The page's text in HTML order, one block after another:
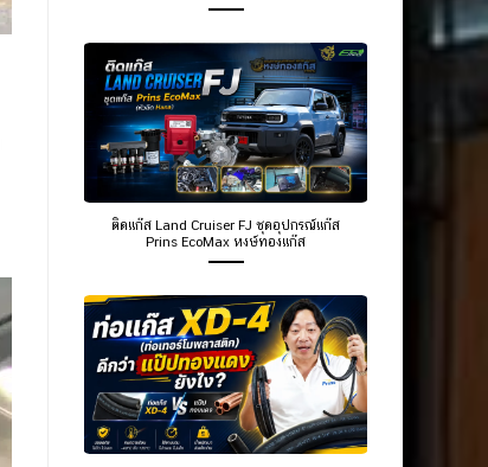
ติดแก๊ส Land Cruiser FJ ชุดอุปกรณ์แก๊ส
Prins EcoMax หงษ์ทองแก๊ส